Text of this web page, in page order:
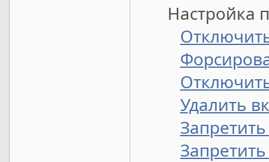
Настройка
Удалить